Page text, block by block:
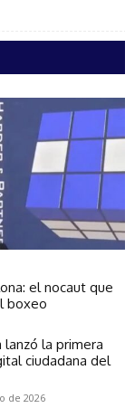
el nocaut que
boxeo
lanzó la primera
ciudadana del
de 2026